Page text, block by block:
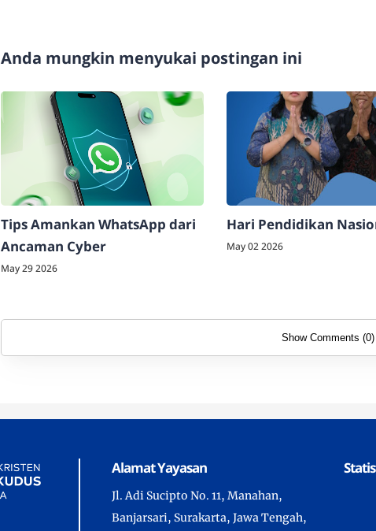
Anda mungkin menyukai postingan ini
Tips Amankan WhatsApp dari
Ancaman Cyber
May 29 2026
Hari Pendidikan
May 02 2026
Show Comments (0)
Alamat Yayasan
Jl. Adi Sucipto No. 11, Manahan,
Banjarsari, Surakarta, Jawa Tengah,